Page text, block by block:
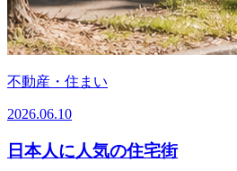
不動産・住まい
2026.06.10
日本人に人気の住宅街